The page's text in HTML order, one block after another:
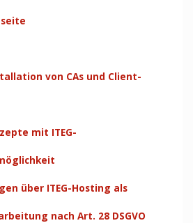
von CAs und Client-
mit ITEG-
über ITEG-Hosting als
nach Art. 28 DSGVO